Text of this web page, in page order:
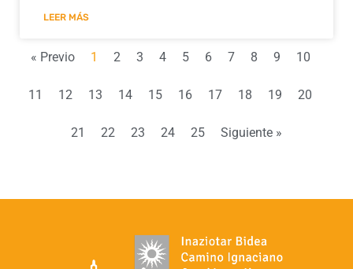
LEER MÁS
« Previo 1 2 3 4 5 6 7 8 9 10
11 12 13 14 15 16 17 18 19 20
21 22 23 24 25 Siguiente »